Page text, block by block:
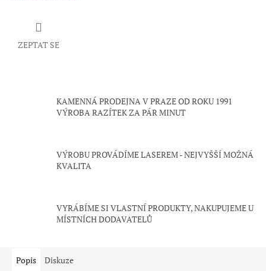
ZEPTAT SE
KAMENNÁ PRODEJNA V PRAZE OD ROKU 1991
VÝROBA RAZÍTEK ZA PÁR MINUT
VÝROBU PROVÁDÍME LASEREM - NEJVYŠŠÍ MOŽNÁ
KVALITA
VYRÁBÍME SI VLASTNÍ PRODUKTY, NAKUPUJEME U
MÍSTNÍCH DODAVATELŮ
Popis Diskuze